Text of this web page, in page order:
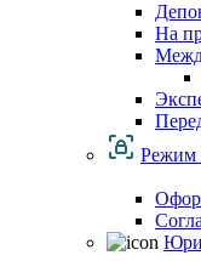
На
Режим